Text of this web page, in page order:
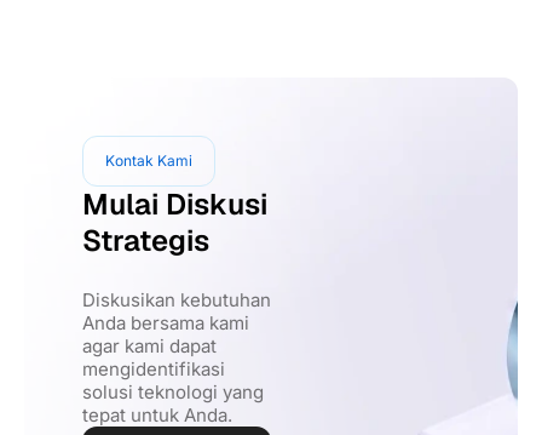
Kontak Kami
Mulai Diskusi
Strategis
Diskusikan kebutuhan
Anda bersama kami
agar kami dapat
mengidentifikasi
solusi teknologi yang
tepat untuk Anda.